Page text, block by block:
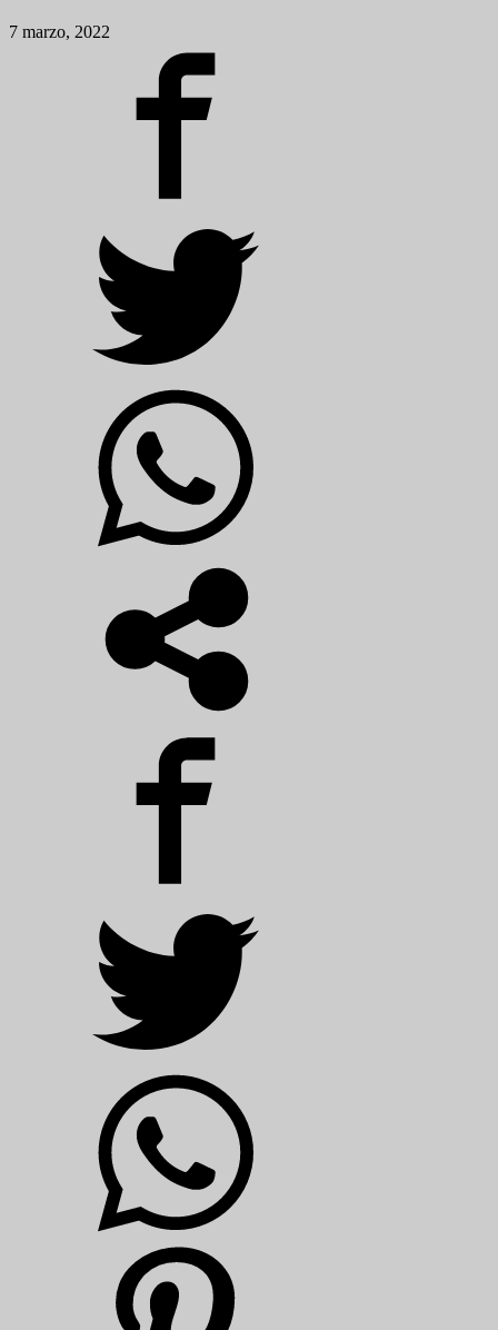
7 marzo, 2022